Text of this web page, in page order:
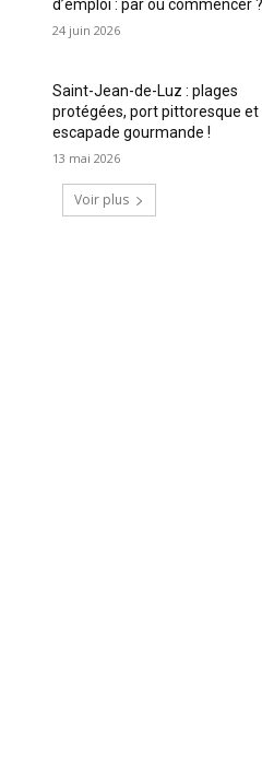
d’emploi : par où commencer ?
24 juin 2026
Saint-Jean-de-Luz : plages
protégées, port pittoresque et
escapade gourmande !
13 mai 2026
Voir plus